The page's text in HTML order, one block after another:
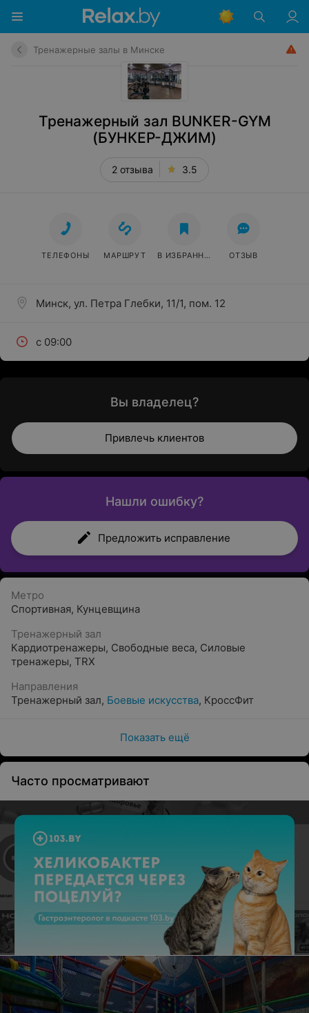
Тренажерные залы в Минске
Тренажерный зал BUNKER-GYM
(БУНКЕР-ДЖИМ)
2 отзыва 3.5
Минск, ул. Петра Глебки, 11/1, пом. 12
с 09:00
ТЕЛЕФОНЫ МАРШРУТ В ИЗБРАННОЕ ОТЗЫВ
Вы владелец?
Привлечь клиентов
Нашли ошибку?
Предложить исправление
Метро
Спортивная, Кунцевщина
Тренажерный зал
Кардиотренажеры, Свободные веса, Силовые
тренажеры, TRX
Направления
Тренажерный зал, Боевые искусства, КроссФит
Показать ещё
Часто просматривают